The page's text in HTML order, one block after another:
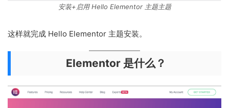
安装+启用 Hello Elementor 主题主题
这样就完成 Hello Elementor 主题安装。
Elementor 是什么？